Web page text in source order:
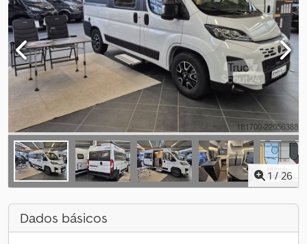
1 / 26
Dados básicos